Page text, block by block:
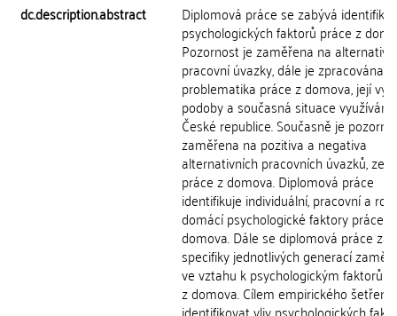
dc.description.abstract
Diplomová práce se zabývá
psychologických faktorů práce z
Pozornost je zaměřena na alternativní
pracovní úvazky, dále je zpracována
problematika práce z domova, její
podoby a současná situace využívání
České republice. Současně je
zaměřena na pozitiva a negativa
alternativních pracovních úvazků,
práce z domova. Diplomová práce
identifikuje individuální, pracovní a
domácí psychologické faktory práce z
domova. Dále se diplomová práce
specifiky jednotlivých generací
ve vztahu k psychologickým
z domova. Cílem empirického šetření